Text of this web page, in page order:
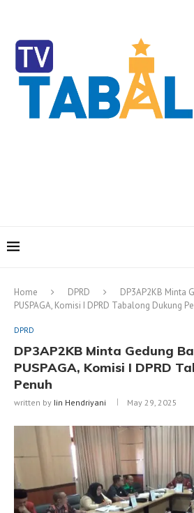
Home DPRD
DP3AP2KB Minta
PUSPAGA, Komisi I DPRD Tabalong Dukung
DPRD
DP3AP2KB Minta Gedung
PUSPAGA, Komisi I DPRD
Penuh
written by Iin Hendriyani May 29, 2025